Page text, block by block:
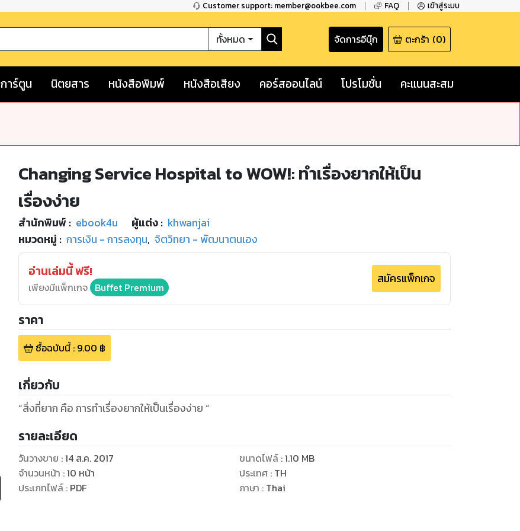
Customer support: member@ookbee.com FAQ เข้าสู่ระบบ
ทั้งหมด จัดการอีบุ๊ก ตะกร้า (0)
การ์ตูน นิตยสาร หนังสือพิมพ์ หนังสือเสียง คอร์สออนไลน์ โปรโมชั่น คะแนนสะสม
Changing Service Hospital to WOW!: ทำเรื่องยากให้เป็น
เรื่องง่าย
สำนักพิมพ์ : ebook4u ผู้แต่ง : khwanjai
หมวดหมู่ : การเงิน - การลงทุน, จิตวิทยา - พัฒนาตนเอง
อ่านเล่มนี้ ฟรี!
เพียงมีแพ็กเกจ Buffet Premium
สมัครแพ็กเกจ
ราคา
ซื้อฉบับนี้: 9.00 ฿
เกี่ยวกับ
รายละเอียด
วันวางขาย :14 ส.ค. 2017
จำนวนหน้า :10 หน้า
ประเภทไฟล์: PDF
ขนาดไฟล์:1.10 MB
ประเทศ : TH
ภาษา : Thai